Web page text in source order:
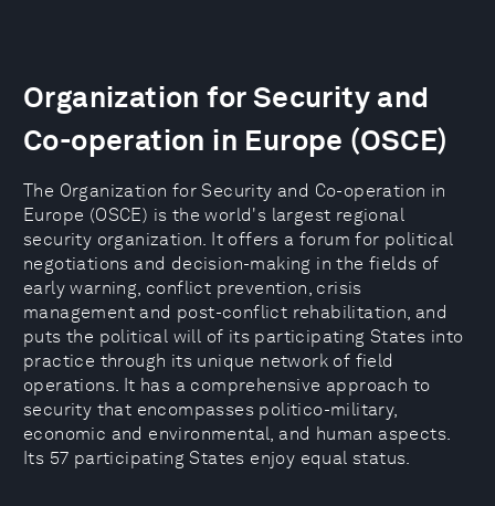
Organization for Security and
Co-operation in Europe (OSCE)
The Organization for Security and Co-operation in
Europe (OSCE) is the world's largest regional
security organization. It offers a forum for political
negotiations and decision-making in the fields of
early warning, conflict prevention, crisis
management and post-conflict rehabilitation, and
puts the political will of its participating States into
practice through its unique network of field
operations. It has a comprehensive approach to
security that encompasses politico-military,
economic and environmental, and human aspects.
Its 57 participating States enjoy equal status.